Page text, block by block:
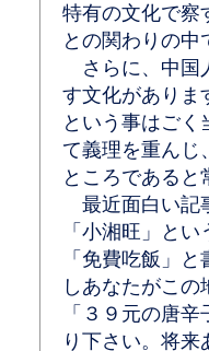
特有の文化で察
との関わりの
さらに、中国
す文化がありま
という事はご
て義理を重んじ
ところであると
最近面白い記
「小湘旺」と
「免費吃飯」
しあなたがこ
「３９元の唐
り下さい。将